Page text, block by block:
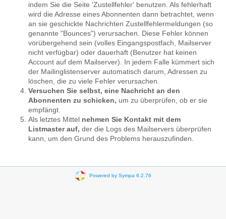
indem Sie die Seite 'Zustellfehler' benutzen. Als fehlerhaft
wird die Adresse eines Abonnenten dann betrachtet, wenn
an sie geschickte Nachrichten Zustellfehlermeldungen (so
genannte "Bounces") verursachen. Diese Fehler können
vorübergehend sein (volles Eingangspostfach, Mailserver
nicht verfügbar) oder dauerhaft (Benutzer hat keinen
Account auf dem Mailserver). In jedem Falle kümmert sich
der Mailinglistenserver automatisch darum, Adressen zu
löschen, die zu viele Fehler verursachen.
Versuchen Sie selbst, eine Nachricht an den
Abonnenten zu schicken, um zu überprüfen, ob er sie
empfängt.
Als letztes Mittel nehmen Sie Kontakt mit dem
Listmaster auf, der die Logs des Mailservers überprüfen
kann, um den Grund des Problems herauszufinden.
Powered by Sympa 6.2.76